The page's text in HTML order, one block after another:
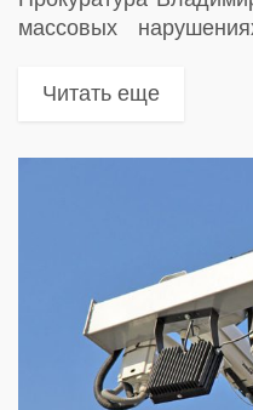
массовых
Читать еще